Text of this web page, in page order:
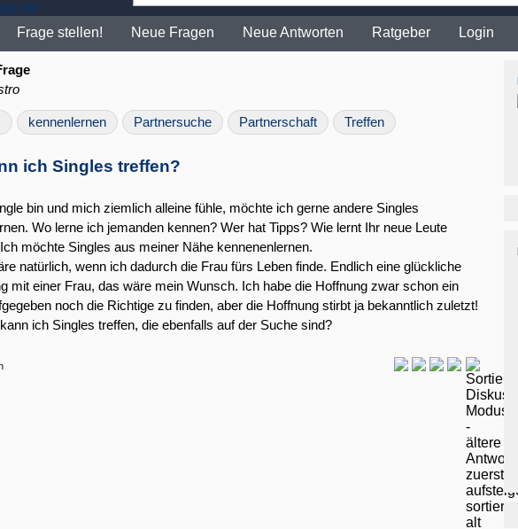
Frage stellen! Neue Fragen Neue Antworten Ratgeber Login
kennenlernen Partnersuche Partnerschaft Treffen
ich Singles treffen?
bin und mich ziemlich alleine fühle, möchte ich gerne andere Singles
Wo lerne ich jemanden kennen? Wer hat Tipps? Wie lernt Ihr neue Leute
möchte Singles aus meiner Nähe kennenenlernen.
natürlich, wenn ich dadurch die Frau fürs Leben finde. Endlich eine glückliche
mit einer Frau, das wäre mein Wunsch. Ich habe die Hoffnung zwar schon ein
noch die Richtige zu finden, aber die Hoffnung stirbt ja bekanntlich zuletzt!
ich Singles treffen, die ebenfalls auf der Suche sind?